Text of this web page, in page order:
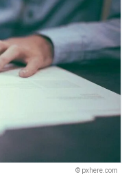
© pxhere.com